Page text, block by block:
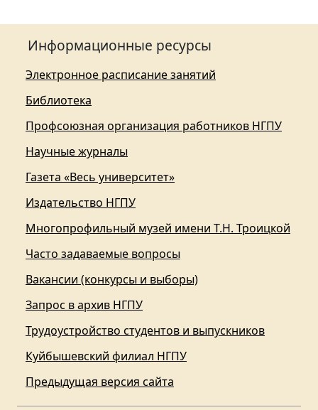
Информационные ресурсы
Электронное расписание занятий
Библиотека
Профсоюзная организация работников НГПУ
Научные журналы
Газета «Весь университет»
Издательство НГПУ
Многопрофильный музей имени Т.Н. Троицкой
Часто задаваемые вопросы
Вакансии (конкурсы и выборы)
Запрос в архив НГПУ
Трудоустройство студентов и выпускников
Куйбышевский филиал НГПУ
Предыдущая версия сайта